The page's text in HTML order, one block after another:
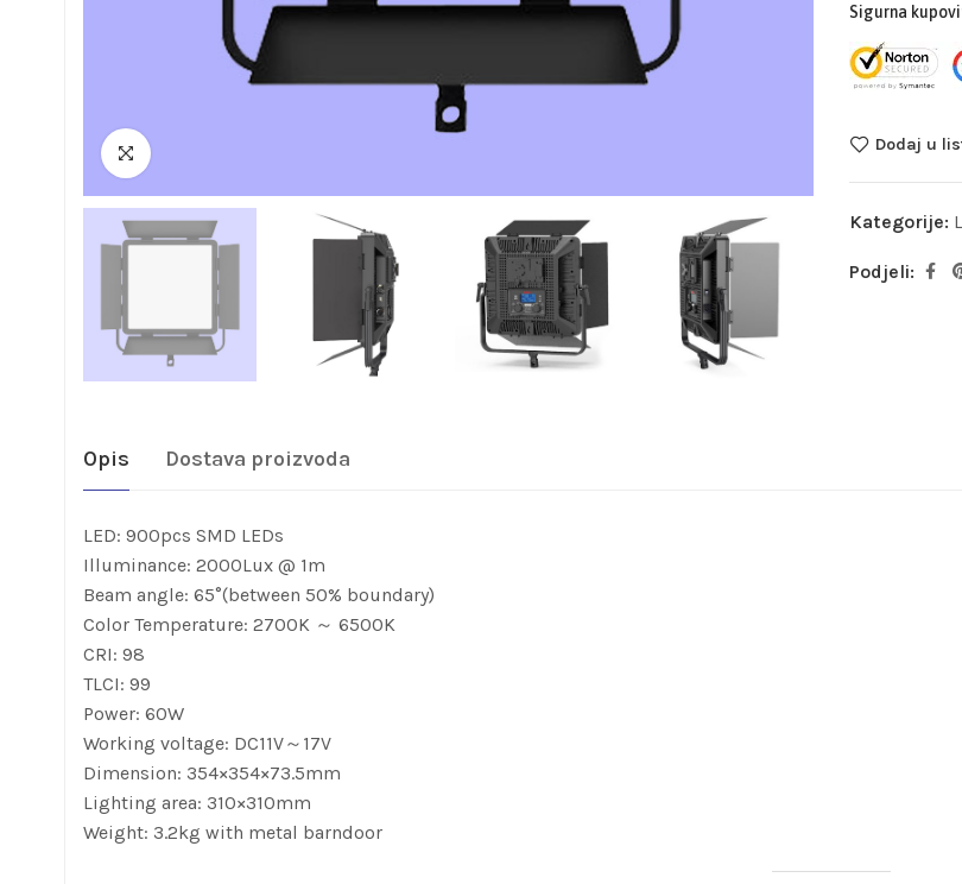
Sigurna
Dodaj u
Kategorije:
Podjeli:
Opis Dostava proizvoda
LED: 900pcs SMD LEDs
Illuminance: 2000Lux @ 1m
Beam angle: 65°(between 50% boundary)
Color Temperature: 2700K ～ 6500K
CRI: 98
TLCI: 99
Power: 60W
Working voltage: DC11V～17V
Dimension: 354×354×73.5mm
Lighting area: 310×310mm
Weight: 3.2kg with metal barndoor